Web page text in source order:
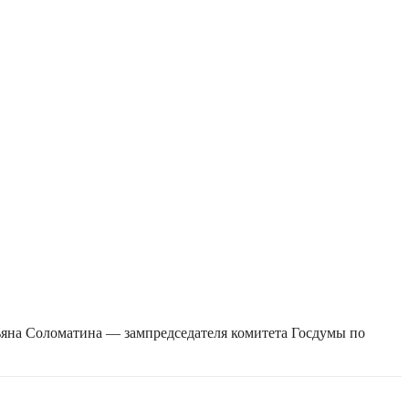
Соломатина — зампредседателя комитета Госдумы по